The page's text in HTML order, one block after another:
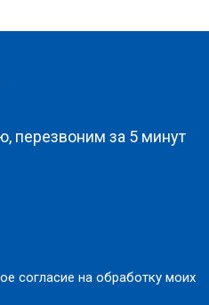
перезвоним за 5 минут
согласие на обработку моих